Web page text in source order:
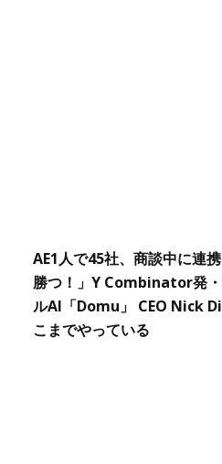
AE1人で45社、商談中に連
勝つ！」Y Combinator発
ルAI「Domu」 CEO Nick
こまでやっている